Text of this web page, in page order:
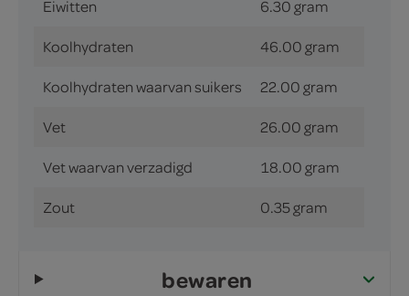
Eiwitten 6.30 gram
Koolhydraten 46.00 gram
Koolhydraten waarvan suikers 22.00 gram
Vet 26.00 gram
Vet waarvan verzadigd 18.00 gram
Zout 0.35 gram
bewaren